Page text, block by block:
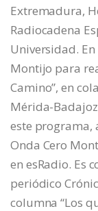
Extremadura,
Radiocadena
Universidad.
Montijo para
Camino”, en
Mérida-
este programa,
Onda Cero
en esRadio. Es
periódico
columna “Los